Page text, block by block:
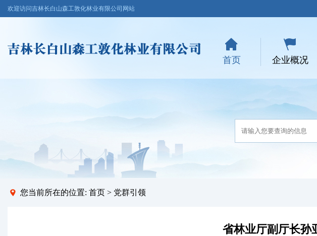
欢迎访问吉林长白山森工敦化林业有限公司网站
首页 企业概况
您当前所在的位置: 首页 > 党群引领
省林业厅副厅长孙